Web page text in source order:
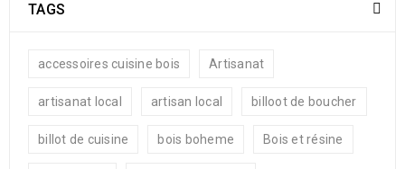
TAGS
accessoires cuisine bois Artisanat
artisanat local artisan local billoot de boucher
billot de cuisine bois boheme Bois et résine